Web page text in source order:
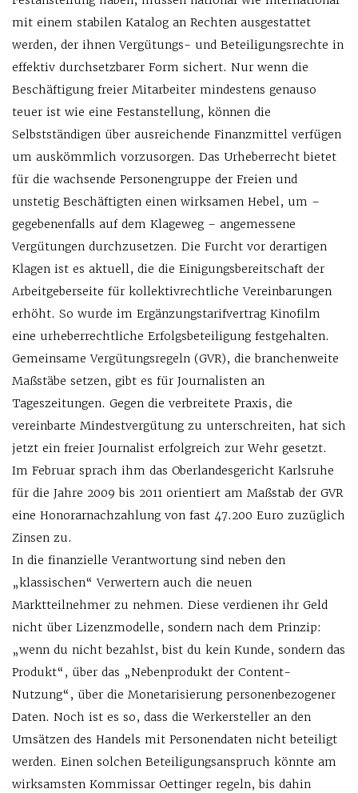
mit einem stabilen Katalog an Rechten ausgestattet
werden, der ihnen Vergütungs- und Beteiligungsrechte in
effektiv durchsetzbarer Form sichert. Nur wenn die
Beschäftigung freier Mitarbeiter mindestens genauso
teuer ist wie eine Festanstellung, können die
Selbstständigen über ausreichende Finanzmittel verfügen
um auskömmlich vorzusorgen. Das Urheberrecht bietet
für die wachsende Personengruppe der Freien und
unstetig Beschäftigten einen wirksamen Hebel, um –
gegebenenfalls auf dem Klageweg – angemessene
Vergütungen durchzusetzen. Die Furcht vor derartigen
Klagen ist es aktuell, die die Einigungsbereitschaft der
Arbeitgeberseite für kollektivrechtliche Vereinbarungen
erhöht. So wurde im Ergänzungstarifvertrag Kinofilm
eine urheberrechtliche Erfolgsbeteiligung festgehalten.
Gemeinsame Vergütungsregeln (GVR), die branchenweite
Maßstäbe setzen, gibt es für Journalisten an
Tageszeitungen. Gegen die verbreitete Praxis, die
vereinbarte Mindestvergütung zu unterschreiten, hat sich
jetzt ein freier Journalist erfolgreich zur Wehr gesetzt.
Im Februar sprach ihm das Oberlandesgericht Karlsruhe
für die Jahre 2009 bis 2011 orientiert am Maßstab der GVR
eine Honorarnachzahlung von fast 47.200 Euro zuzüglich
Zinsen zu.
In die finanzielle Verantwortung sind neben den
„klassischen“ Verwertern auch die neuen
Marktteilnehmer zu nehmen. Diese verdienen ihr Geld
nicht über Lizenzmodelle, sondern nach dem Prinzip:
„wenn du nicht bezahlst, bist du kein Kunde, sondern das
Produkt“, über das „Nebenprodukt der Content-
Nutzung“, über die Monetarisierung personenbezogener
Daten. Noch ist es so, dass die Werkersteller an den
Umsätzen des Handels mit Personendaten nicht beteiligt
werden. Einen solchen Beteiligungsanspruch könnte am
wirksamsten Kommissar Oettinger regeln, bis dahin